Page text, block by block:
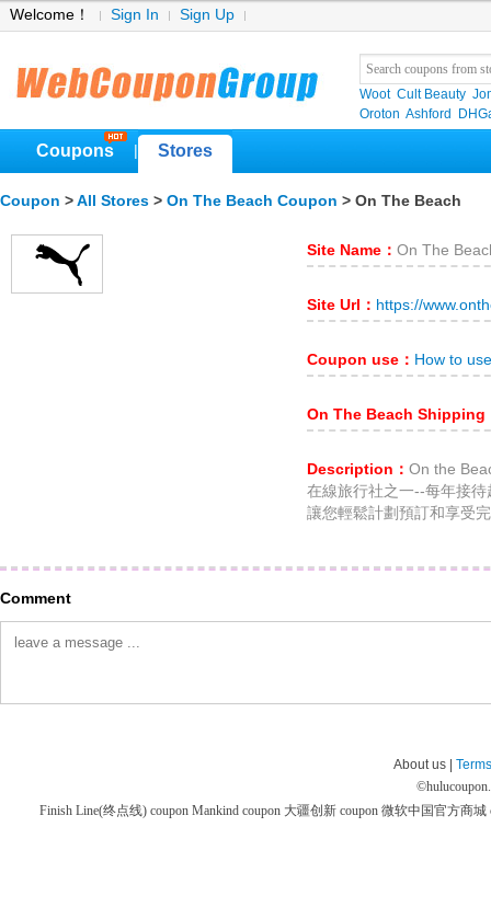
Welcome！ Sign In Sign Up
Woot Cult Beauty
Oroton Ashford
Coupons Stores
Coupon > All Stores > On The Beach Coupon > On The Beach
Site Name： On The
Site Url： https://
Coupon use： How to
On The Beach Shipping
Description： On the
在線旅行社之一--每年接
讓您輕鬆計劃預訂和享受
Comment
About us |
©
Finish Line(终点线) coupon Mankind coupon 大疆创新 coupon 微软中国官方商城